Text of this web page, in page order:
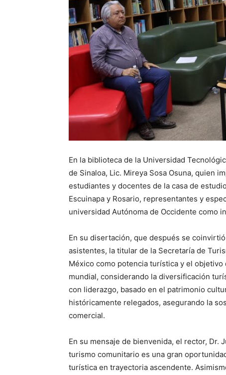
En la biblioteca de la Universidad
de Sinaloa, Lic. Mireya Sosa Osuna, quien
estudiantes y docentes de la casa de
Escuinapa y Rosario, representantes y
universidad Autónoma de Occidente como
En su disertación, que después se
asistentes, la titular de la Secretaría de
México como potencia turística y el
mundial, considerando la diversificación
con liderazgo, basado en el patrimonio
históricamente relegados, asegurando la
comercial.
En su mensaje de bienvenida, el rector, Dr.
turismo comunitario es una gran
turística en trayectoria ascendente.